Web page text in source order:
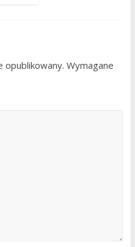
opublikowany. Wymagane